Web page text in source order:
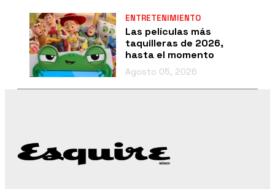
ENTRETENIMIENTO
Las películas más
taquilleras de 2026,
hasta el momento
Agosto 05, 2026